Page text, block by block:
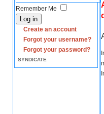
Remember Me
Log in
Create an account
Forgot your username?
Forgot your password?
SYNDICATE